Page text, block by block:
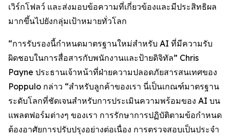
เวิร์กโฟลว์ และส่งมอบข้อความที่เกี่ยวข้องและมีประสิทธิผล
มากขึ้นไปยังกลุ่มเป้าหมายทั่วโลก
“การรับรองนี้กำหนดมาตรฐานใหม่สำหรับ AI ที่มีความรับ
ผิดชอบในการสื่อสารกับพนักงานและป้ายดิจิทัล” Chris
Payne ประธานเจ้าหน้าที่ฝ่ายความปลอดภัยสารสนเทศของ
Poppulo กล่าว “สำหรับลูกค้าของเรา นี่เป็นเกณฑ์มาตรฐาน
ระดับโลกที่ชัดเจนสำหรับการประเมินความพร้อมของ AI บน
แพลตฟอร์มต่างๆ ของเรา การรักษาการปฏิบัติตามข้อกำหนด
ต้องอาศัยการปรับปรุงอย่างต่อเนื่อง การตรวจสอบเป็นประจำ